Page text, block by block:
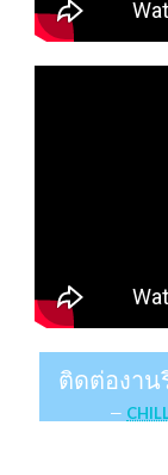
ติดต่องาน